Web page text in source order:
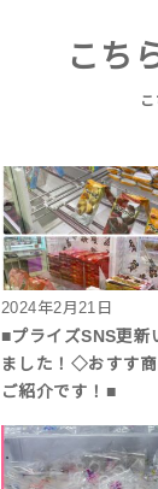
こち
2024年2月21日
■プライズSNS更新
ました！◇おすす
ご紹介です！■